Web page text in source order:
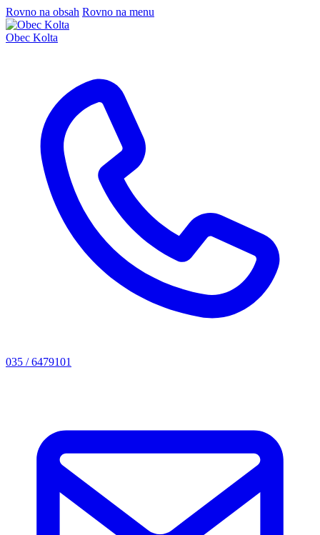
Rovno na obsah Rovno na menu
Obec Kolta
035 / 6479101